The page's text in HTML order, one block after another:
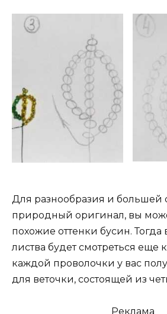
Для разнообразия и большей
природный оригинал, вы
похожие оттенки бусин. Тогда
листва будет смотреться еще
каждой проволочки у вас
для веточки, состоящей из
Реклама